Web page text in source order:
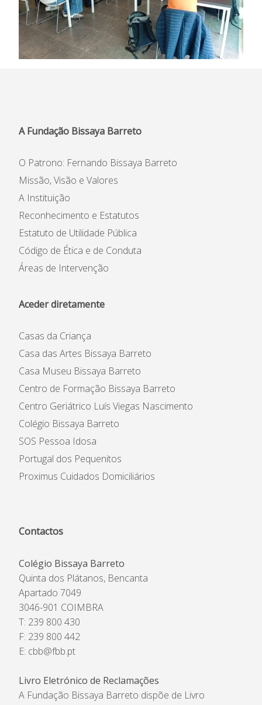
A Fundação Bissaya Barreto
O Patrono: Fernando Bissaya Barreto
Missão, Visão e Valores
A Instituição
Reconhecimento e Estatutos
Estatuto de Utilidade Pública
Código de Ética e de Conduta
Áreas de Intervenção
Aceder diretamente
Casas da Criança
Casa das Artes Bissaya Barreto
Casa Museu Bissaya Barreto
Centro de Formação Bissaya Barreto
Centro Geriátrico Luís Viegas Nascimento
Colégio Bissaya Barreto
SOS Pessoa Idosa
Portugal dos Pequenitos
Proximus Cuidados Domiciliários
Contactos
Colégio Bissaya Barreto
Quinta dos Plátanos, Bencanta
Apartado 7049
3046-901 COIMBRA
T: 239 800 430
F: 239 800 442
E: cbb@fbb.pt
Livro Eletrónico de Reclamações
A Fundação Bissaya Barreto dispõe de Livro